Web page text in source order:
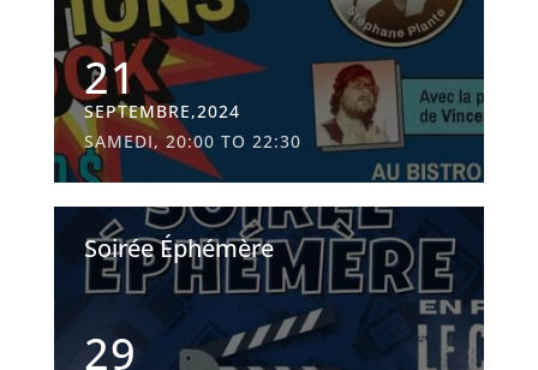
21
SEPTEMBRE,2024
SAMEDI, 20:00 TO 22:30
Soirée Éphémère
29